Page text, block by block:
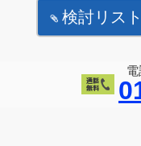
検討リス
電